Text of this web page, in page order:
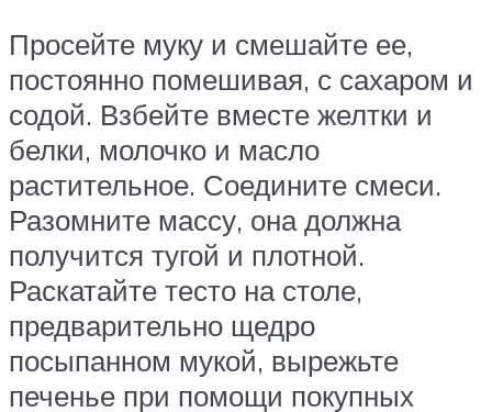
Просейте муку и смешайте ее,
постоянно помешивая, с сахаром и
содой. Взбейте вместе желтки и
белки, молочко и масло
растительное. Соедините смеси.
Разомните массу, она должна
получится тугой и плотной.
Раскатайте тесто на столе,
предварительно щедро
посыпанном мукой, вырежьте
печенье при помощи покупных